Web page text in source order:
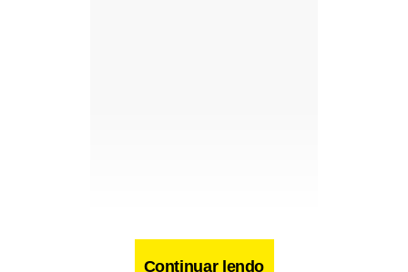
Continuar lendo